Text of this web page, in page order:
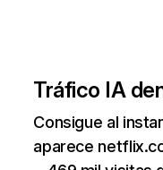
Tráfico IA de
Consigue al
aparece